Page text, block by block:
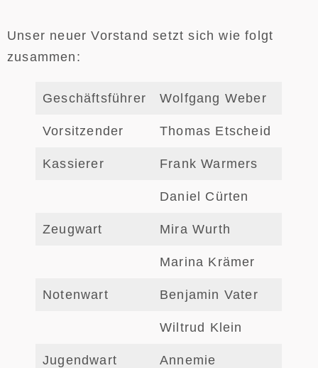
Unser neuer Vorstand setzt sich wie folgt
zusammen:
Geschäftsführer Wolfgang Weber
Vorsitzender Thomas Etscheid
Kassierer Frank Warmers
Daniel Cürten
Zeugwart Mira Wurth
Marina Krämer
Notenwart Benjamin Vater
Wiltrud Klein
Jugendwart
Annemie